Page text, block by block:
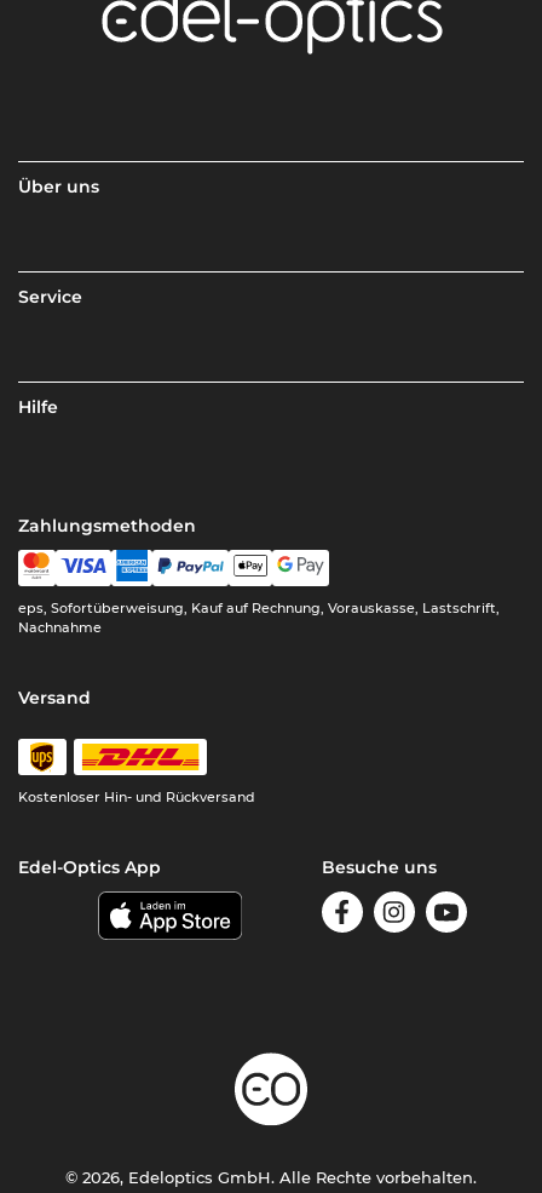
Über uns
Service
Hilfe
Zahlungsmethoden
eps, Sofortüberweisung, Kauf auf Rechnung, Vorauskasse, Lastschrift,
Nachnahme
Versand
Kostenloser Hin- und Rückversand
Edel-Optics App Besuche uns
© 2026, Edeloptics GmbH. Alle Rechte vorbehalten.